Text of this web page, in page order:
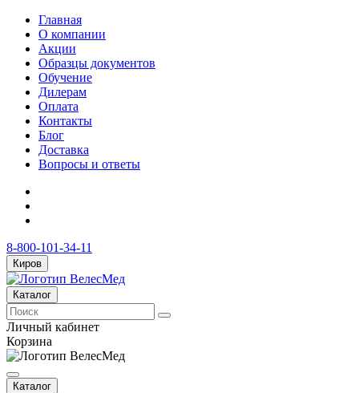
Главная
О компании
Акции
Образцы документов
Обучение
Дилерам
Оплата
Контакты
Блог
Доставка
Вопросы и ответы
8-800-101-34-11
Киров
Каталог
Личный кабинет
Корзина
Каталог